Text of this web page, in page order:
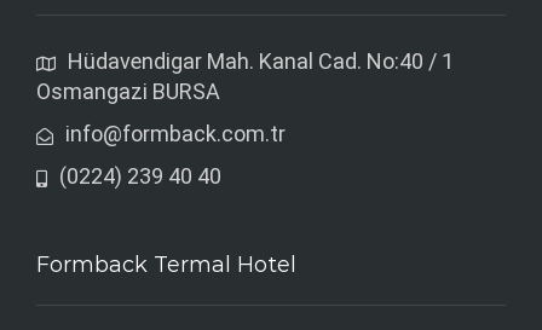
Hüdavendigar Mah. Kanal Cad. No:40 / 1
Osmangazi BURSA
info@formback.com.tr
(0224) 239 40 40
Formback Termal Hotel